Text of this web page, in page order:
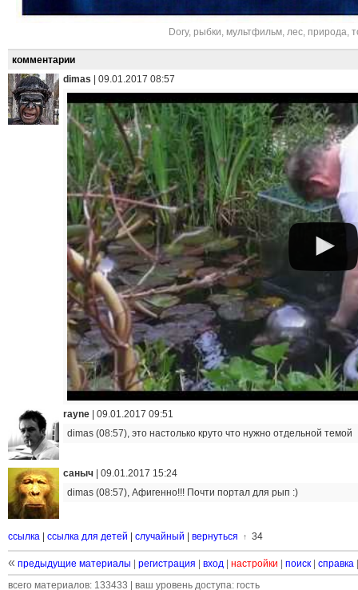
Dory, рыбки, мультфильм, лес, природа,
комментарии
dimas
09.01.2017 08:57
rayne
09.01.2017 09:51
dimas (08:57), это настолько круто что нужно отдельной темой
саныч
09.01.2017 15:24
dimas (08:57), Афигенно!!! Почти портал для рып :)
ссылка ссылка для детей случайный вернуться ↑ 34
« предыдущие материалы регистрация вход настройки поиск справка
всего материалов: 133433 | ваш уровень доступа: гость